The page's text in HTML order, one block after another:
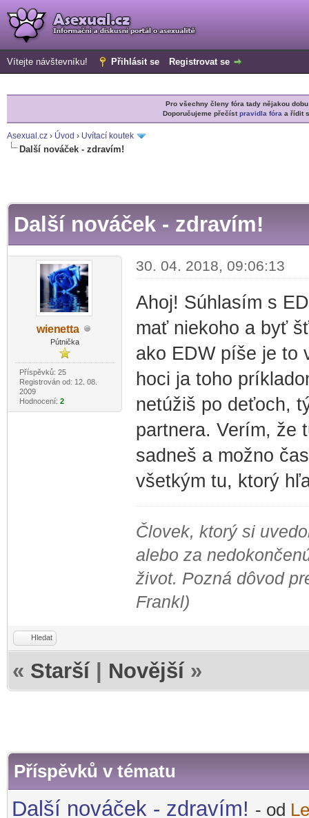
Vítejte návštevníku! Přihlásit se Registrovat se
Pro všechny členy fóra tady nějakou
Doporučujeme přečístpravidla fóra a řídit
Asexual.cz › Úvod › Uvítací koutek
Další nováček - zdravím!
Další nováček - zdravím!
wienetta
Pútnička
Příspěvků: 25
Registrován od: 12. 08.
2009
Hodnocení: 2
30. 04. 2018, 09:06:13
Ahoj! Súhlasím s
mať niekoho a byť
ako EDW píše je to
hoci ja toho
netúžiš po deťoch,
partnera. Verím, že
sadneš a možno
všetkým tu, ktorý
Človek, ktorý si
alebo za
život. Pozná dôvod
Frankl)
Hledat
« Starší Novější »
Příspěvků v tématu
Další nováček - zdravím! - od